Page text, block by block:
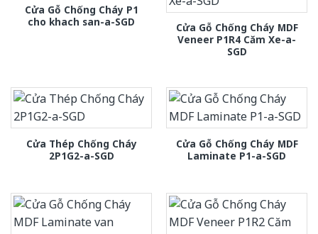
Cửa Gỗ Chống Cháy P1
cho khach san-a-SGD
Cửa Gỗ Chống Cháy MDF
Veneer P1R4 Căm Xe-a-
SGD
Cửa Thép Chống Cháy
2P1G2-a-SGD
Cửa Gỗ Chống Cháy MDF
Laminate P1-a-SGD